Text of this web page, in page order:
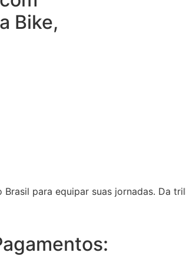
Bike,
Brasil para equipar suas jornadas. Da